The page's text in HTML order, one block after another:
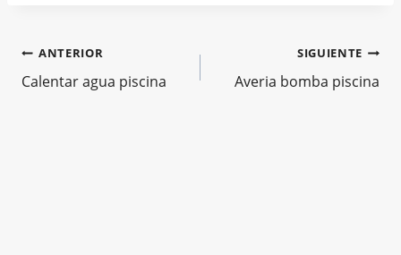
ANTERIOR
Calentar agua piscina
SIGUIENTE
Averia bomba piscina